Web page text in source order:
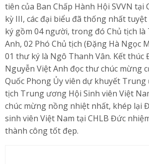
tiên của Ban Chấp Hành Hội SVVN tại
kỳ III, các đại biểu đã thống nhất
ký gồm 04 người, trong đó Chủ tịch là
Anh, 02 Phó Chủ tịch (Đặng Hà Ngọc
01 thư ký là Ngô Thanh Vân. Kết thúc
Nguyễn Việt Anh đọc thư chúc mừng
Quốc Phong Ủy viên dự khuyết
tịch Trung ương Hội Sinh viên Việt
chúc mừng nồng nhiệt nhất, khép lại
sinh viên Việt Nam tại CHLB Đức
thành công tốt đẹp.